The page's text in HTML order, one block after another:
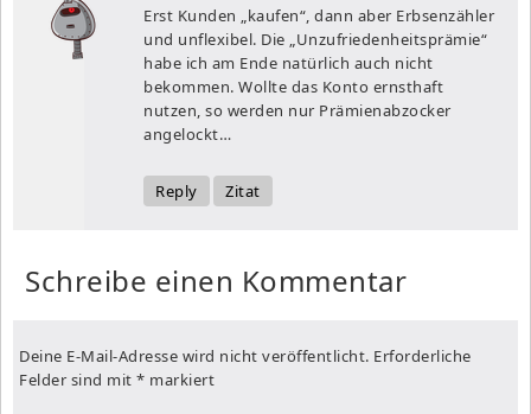
Erst Kunden „kaufen“, dann aber Erbsenzähler
und unflexibel. Die „Unzufriedenheitsprämie“
habe ich am Ende natürlich auch nicht
bekommen. Wollte das Konto ernsthaft
nutzen, so werden nur Prämienabzocker
angelockt…
Reply Zitat
Schreibe einen Kommentar
Deine E-Mail-Adresse wird nicht veröffentlicht. Erforderliche
Felder sind mit * markiert